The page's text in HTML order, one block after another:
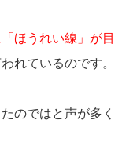
ほうれい線」が目
れているのです。
のではと声が多く